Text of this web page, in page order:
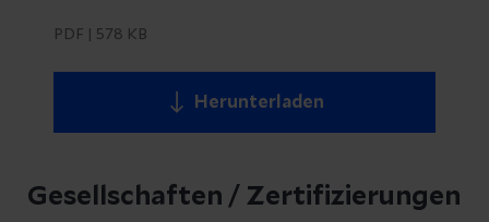
PDF 578 KB
Herunterladen
Gesellschaften / Zertifizierungen